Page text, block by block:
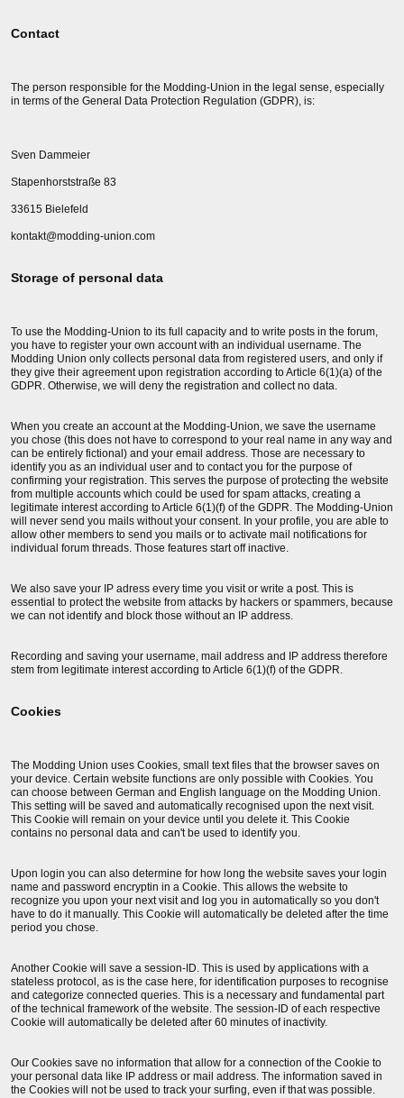
Contact
The person responsible for the Modding-Union in the legal sense, especially
in terms of the General Data Protection Regulation (GDPR), is:
Sven Dammeier
Stapenhorststraße 83
33615 Bielefeld
kontakt@modding-union.com
Storage of personal data
To use the Modding-Union to its full capacity and to write posts in the forum,
you have to register your own account with an individual username. The
Modding Union only collects personal data from registered users, and only if
they give their agreement upon registration according to Article 6(1)(a) of the
GDPR. Otherwise, we will deny the registration and collect no data.
When you create an account at the Modding-Union, we save the username
you chose (this does not have to correspond to your real name in any way and
can be entirely fictional) and your email address. Those are necessary to
identify you as an individual user and to contact you for the purpose of
confirming your registration. This serves the purpose of protecting the website
from multiple accounts which could be used for spam attacks, creating a
legitimate interest according to Article 6(1)(f) of the GDPR. The Modding-Union
will never send you mails without your consent. In your profile, you are able to
allow other members to send you mails or to activate mail notifications for
individual forum threads. Those features start off inactive.
We also save your IP adress every time you visit or write a post. This is
essential to protect the website from attacks by hackers or spammers, because
we can not identify and block those without an IP address.
Recording and saving your username, mail address and IP address therefore
stem from legitimate interest according to Article 6(1)(f) of the GDPR.
Cookies
The Modding Union uses Cookies, small text files that the browser saves on
your device. Certain website functions are only possible with Cookies. You
can choose between German and English language on the Modding Union.
This setting will be saved and automatically recognised upon the next visit.
This Cookie will remain on your device until you delete it. This Cookie
contains no personal data and can't be used to identify you.
Upon login you can also determine for how long the website saves your login
name and password encryptin in a Cookie. This allows the website to
recognize you upon your next visit and log you in automatically so you don't
have to do it manually. This Cookie will automatically be deleted after the time
period you chose.
Another Cookie will save a session-ID. This is used by applications with a
stateless protocol, as is the case here, for identification purposes to recognise
and categorize connected queries. This is a necessary and fundamental part
of the technical framework of the website. The session-ID of each respective
Cookie will automatically be deleted after 60 minutes of inactivity.
Our Cookies save no information that allow for a connection of the Cookie to
your personal data like IP address or mail address. The information saved in
the Cookies will not be used to track your surfing, even if that was possible.